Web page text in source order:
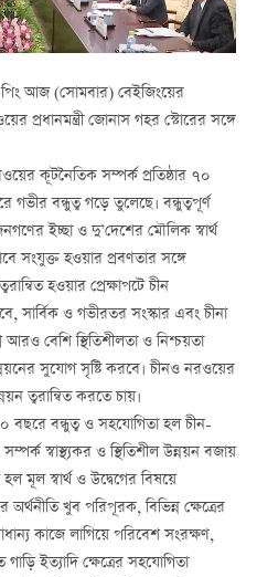
পিং আজ (সোমবার) বেইজিংয়ের
প্রধানমন্ত্রী জোনাস গহর স্টোরের সঙ্গে
কূটনৈতিক সম্পর্ক প্রতিষ্ঠার ৭০
বন্ধুত্ব গড়ে তুলেছে। বন্ধুত্বপূর্ণ
ইচ্ছা ও দু’দেশের মৌলিক স্বার্থ
সংযুক্ত হওয়ার প্রবণতার সঙ্গে
হওয়ার প্রেক্ষাপটে চীন
সার্বিক ও গভীরতর সংস্কার এবং চীনা
আরও বেশি স্থিতিশীলতা ও নিশ্চয়তা
সুযোগ সৃষ্টি করবে। চীনও নরওয়ের
ত্বরান্বিত করতে চায়।
বছরে বন্ধুত্ব ও সহযোগিতা হল চীন-
স্বাস্থ্যকর ও স্থিতিশীল উন্নয়ন বজায়
মূল স্বার্থ ও উদ্বেগের বিষয়ে
খুব পরিপূরক, বিভিন্ন ক্ষেত্রের
কাজে লাগিয়ে পরিবেশ সংরক্ষণ,
ইত্যাদি ক্ষেত্রের সহযোগিতা